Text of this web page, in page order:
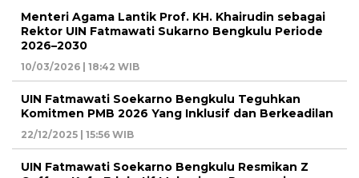
Menteri Agama Lantik Prof. KH. Khairudin sebagai
Rektor UIN Fatmawati Sukarno Bengkulu Periode
2026–2030
10/03/2026 | 18:42 WIB
UIN Fatmawati Soekarno Bengkulu Teguhkan
Komitmen PMB 2026 Yang Inklusif dan Berkeadilan
22/12/2025 | 15:56 WIB
UIN Fatmawati Soekarno Bengkulu Resmikan Z